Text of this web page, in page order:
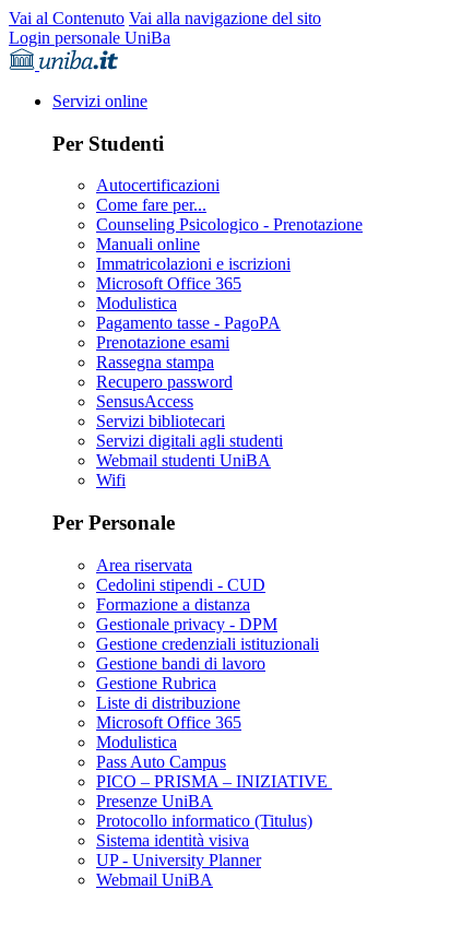
Vai al Contenuto Vai alla navigazione del sito
Login personale UniBa
Servizi online
Per Studenti
Autocertificazioni
Come fare per...
Counseling Psicologico - Prenotazione
Manuali online
Immatricolazioni e iscrizioni
Microsoft Office 365
Modulistica
Pagamento tasse - PagoPA
Prenotazione esami
Rassegna stampa
Recupero password
SensusAccess
Servizi bibliotecari
Servizi digitali agli studenti
Webmail studenti UniBA
Wifi
Per Personale
Area riservata
Cedolini stipendi - CUD
Formazione a distanza
Gestionale privacy - DPM
Gestione credenziali istituzionali
Gestione bandi di lavoro
Gestione Rubrica
Liste di distribuzione
Microsoft Office 365
Modulistica
Pass Auto Campus
PICO – PRISMA – INIZIATIVE
Presenze UniBA
Protocollo informatico (Titulus)
Sistema identità visiva
UP - University Planner
Webmail UniBA